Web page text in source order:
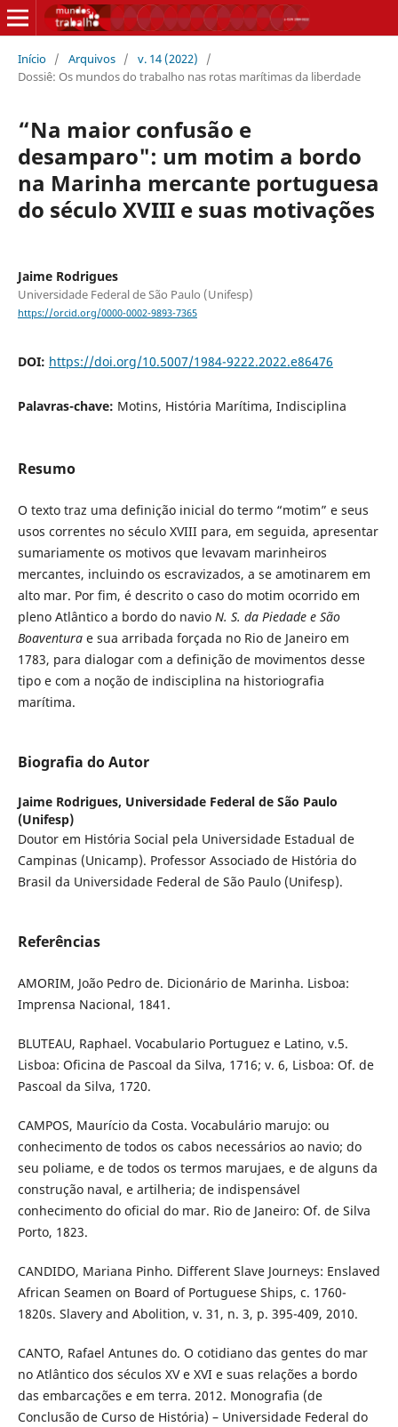
Início / Arquivos / v. 14 (2022)
/
Dossiê: Os mundos do trabalho nas rotas marítimas da liberdade
“Na maior confusão e
desamparo": um motim a bordo
na Marinha mercante portuguesa
do século XVIII e suas motivações
Jaime Rodrigues
Universidade Federal de São Paulo (Unifesp)
https://orcid.org/0000-0002-9893-7365
DOI: https://doi.org/10.5007/1984-9222.2022.e86476
Palavras-chave: Motins, História Marítima, Indisciplina
Resumo
O texto traz uma definição inicial do termo “motim” e seus
usos correntes no século XVIII para, em seguida, apresentar
sumariamente os motivos que levavam marinheiros
mercantes, incluindo os escravizados, a se amotinarem em
alto mar. Por fim, é descrito o caso do motim ocorrido em
pleno Atlântico a bordo do navio N. S. da Piedade e São
Boaventurae sua arribada forçada no Rio de Janeiro em
1783, para dialogar com a definição de movimentos desse
tipo e com a noção de indisciplina na historiografia
marítima.
Biografia do Autor
Jaime Rodrigues, Universidade Federal de São Paulo
(Unifesp)
Doutor em História Social pela Universidade Estadual de
Campinas (Unicamp). Professor Associado de História do
Brasil da Universidade Federal de São Paulo (Unifesp).
Referências
AMORIM, João Pedro de. Dicionário de Marinha. Lisboa:
Imprensa Nacional, 1841.
BLUTEAU, Raphael. Vocabulario Portuguez e Latino, v.5.
Lisboa: Oficina de Pascoal da Silva, 1716; v. 6, Lisboa: Of. de
Pascoal da Silva, 1720.
CAMPOS, Maurício da Costa. Vocabulário marujo: ou
conhecimento de todos os cabos necessários ao navio; do
seu poliame, e de todos os termos marujaes, e de alguns da
construção naval, e artilheria; de indispensável
conhecimento do oficial do mar. Rio de Janeiro: Of. de Silva
Porto, 1823.
CANDIDO, Mariana Pinho. Different Slave Journeys: Enslaved
African Seamen on Board of Portuguese Ships, c. 1760-
1820s. Slavery and Abolition, v. 31, n. 3, p. 395-409, 2010.
CANTO, Rafael Antunes do. O cotidiano das gentes do mar
no Atlântico dos séculos XV e XVI e suas relações a bordo
das embarcações e em terra. 2012. Monografia (de
Conclusão de Curso de História) – Universidade Federal do